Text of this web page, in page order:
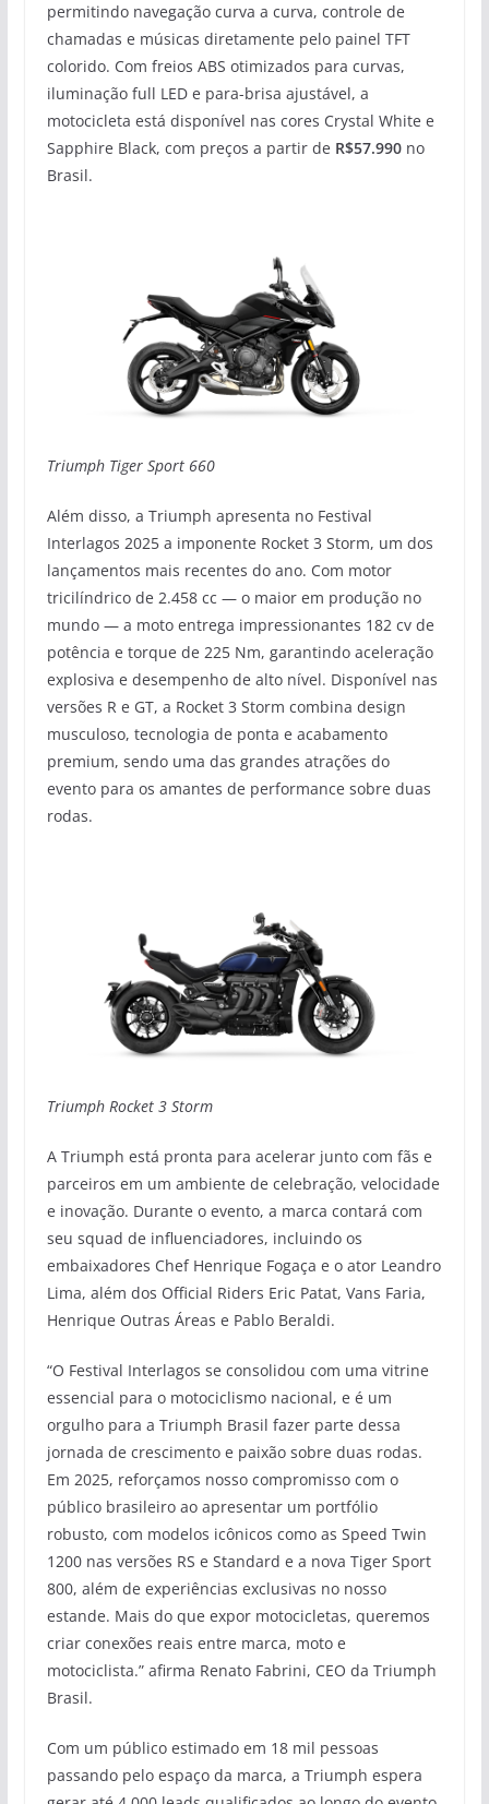
permitindo navegação curva a curva, controle de
chamadas e músicas diretamente pelo painel TFT
colorido. Com freios ABS otimizados para curvas,
iluminação full LED e para-brisa ajustável, a
motocicleta está disponível nas cores Crystal White e
Sapphire Black, com preços a partir de R$57.990no
Brasil.
Triumph Tiger Sport 660
Além disso, a Triumph apresenta no Festival
Interlagos 2025 a imponente Rocket 3 Storm, um dos
lançamentos mais recentes do ano. Com motor
tricilíndrico de 2.458 cc — o maior em produção no
mundo — a moto entrega impressionantes 182 cv de
potência e torque de 225 Nm, garantindo aceleração
explosiva e desempenho de alto nível. Disponível nas
versões R e GT, a Rocket 3 Storm combina design
musculoso, tecnologia de ponta e acabamento
premium, sendo uma das grandes atrações do
evento para os amantes de performance sobre duas
rodas.
Triumph Rocket 3 Storm
A Triumph está pronta para acelerar junto com fãs e
parceiros em um ambiente de celebração, velocidade
e inovação. Durante o evento, a marca contará com
seu squad de influenciadores, incluindo os
embaixadores Chef Henrique Fogaça e o ator Leandro
Lima, além dos Official Riders Eric Patat, Vans Faria,
Henrique Outras Áreas e Pablo Beraldi.
“O Festival Interlagos se consolidou com uma vitrine
essencial para o motociclismo nacional, e é um
orgulho para a Triumph Brasil fazer parte dessa
jornada de crescimento e paixão sobre duas rodas.
Em 2025, reforçamos nosso compromisso com o
público brasileiro ao apresentar um portfólio
robusto, com modelos icônicos como as Speed Twin
1200 nas versões RS e Standard e a nova Tiger Sport
800, além de experiências exclusivas no nosso
estande. Mais do que expor motocicletas, queremos
criar conexões reais entre marca, moto e
motociclista.” afirma Renato Fabrini, CEO da Triumph
Brasil.
Com um público estimado em 18 mil pessoas
passando pelo espaço da marca, a Triumph espera